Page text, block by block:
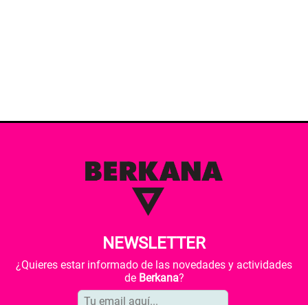
NEWSLETTER
¿Quieres estar informado de las novedades y actividades
de Berkana?